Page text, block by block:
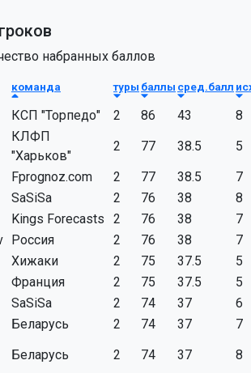
набранных баллов
команда туры баллы сред.балл
КСП "Торпедо" 2 86 43
8
КЛФП
"Харьков"
2 77 38.5
5
Fprognoz.com 2 77 38.5
7
SaSiSa 2 76 38
8
Kings Forecasts 2 76 38
7
Россия 2 76 38
7
Хижаки 2 75 37.5
5
Франция 2 75 37.5
5
SaSiSa 2 74 37
6
Беларусь 2 74 37
7
Беларусь 2 74 37 8